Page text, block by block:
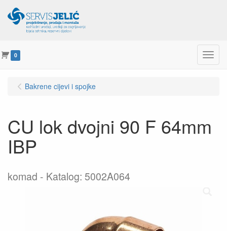
0 Menu
Bakrene cijevi i spojke
CU lok dvojni 90 F 64mm
IBP
komad Katalog: 5002A064